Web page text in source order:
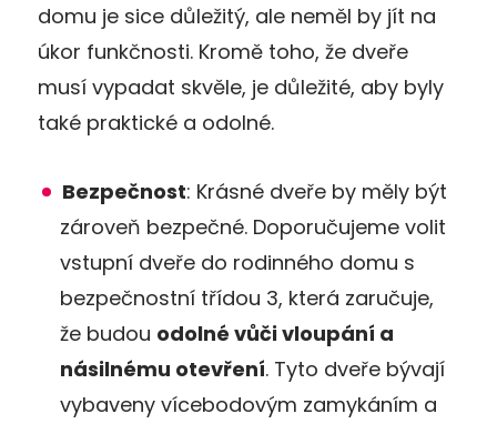
domu je sice důležitý, ale neměl by jít na
úkor funkčnosti. Kromě toho, že dveře
musí vypadat skvěle, je důležité, aby byly
také praktické a odolné.
Bezpečnost: Krásné dveře by měly být
zároveň bezpečné. Doporučujeme volit
vstupní dveře do rodinného domu s
bezpečnostní třídou 3, která zaručuje,
že budou odolné vůči vloupání a
násilnému otevření. Tyto dveře bývají
vybaveny vícebodovým zamykáním a